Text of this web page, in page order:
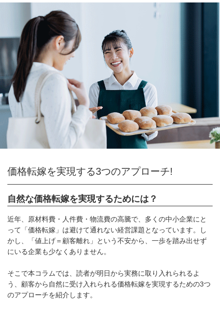
価格転嫁を実現する3つのアプローチ!
自然な価格転嫁を実現するためには？
近年、原材料費・人件費・物流費の高騰で、多くの中小企業にと
って「価格転嫁」は避けて通れない経営課題となっています。し
かし、「値上げ＝顧客離れ」という不安から、一歩を踏み出せず
にいる企業も少なくありません。
そこで本コラムでは、読者が明日から実務に取り入れられるよ
う、顧客から自然に受け入れられる価格転嫁を実現するための3つ
のアプローチを紹介します。